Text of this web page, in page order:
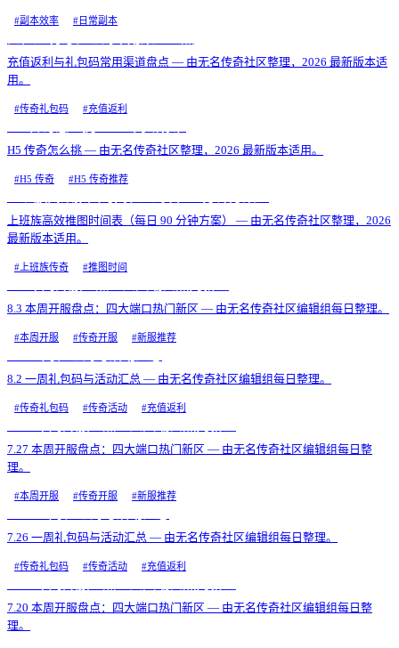
#副本效率 #日常副本
充值返利与礼包码常用渠道盘点 — 由无名传奇社区整理，2026 最新版本适
用。
#传奇礼包码 #充值返利
H5 传奇怎么挑 — 由无名传奇社区整理，2026 最新版本适用。
#H5 传奇 #H5 传奇推荐
上班族高效推图时间表（每日 90 分钟方案） — 由无名传奇社区整理，2026
最新版本适用。
#上班族传奇 #推图时间
8.3 本周开服盘点：四大端口热门新区 — 由无名传奇社区编辑组每日整理。
#本周开服 #传奇开服 #新服推荐
8.2 一周礼包码与活动汇总 — 由无名传奇社区编辑组每日整理。
#传奇礼包码 #传奇活动 #充值返利
7.27 本周开服盘点：四大端口热门新区 — 由无名传奇社区编辑组每日整
理。
#本周开服 #传奇开服 #新服推荐
7.26 一周礼包码与活动汇总 — 由无名传奇社区编辑组每日整理。
#传奇礼包码 #传奇活动 #充值返利
7.20 本周开服盘点：四大端口热门新区 — 由无名传奇社区编辑组每日整
理。